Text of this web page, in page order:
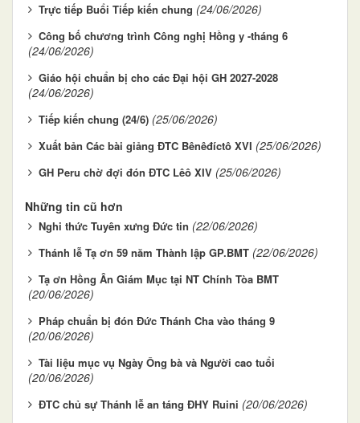
Trực tiếp Buổi Tiếp kiến chung (24/06/2026)
Công bố chương trình Công nghị Hồng y -tháng 6
(24/06/2026)
Giáo hội chuẩn bị cho các Đại hội GH 2027-2028
(24/06/2026)
Tiếp kiến chung (24/6) (25/06/2026)
Xuất bản Các bài giảng ĐTC Bênêđíctô XVI (25/06/2026)
GH Peru chờ đợi đón ĐTC Lêô XIV (25/06/2026)
Những tin cũ hơn
Nghi thức Tuyên xưng Đức tin (22/06/2026)
Thánh lễ Tạ ơn 59 năm Thành lập GP.BMT (22/06/2026)
Tạ ơn Hồng Ân Giám Mục tại NT Chính Tòa BMT
(20/06/2026)
Pháp chuẩn bị đón Đức Thánh Cha vào tháng 9
(20/06/2026)
Tài liệu mục vụ Ngày Ông bà và Người cao tuổi
(20/06/2026)
ĐTC chủ sự Thánh lễ an táng ĐHY Ruini (20/06/2026)